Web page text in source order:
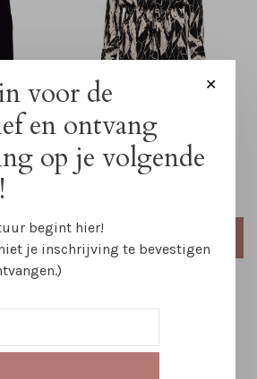
TOEVOEGEN AAN
WINKELWAGEN
XS S M L XL
✕
voor de
en ontvang
op je volgende
begint hier!
niet je inschrijving te bevestigen